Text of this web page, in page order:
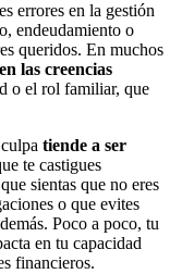
errores en la gestión
endeudamiento o
queridos. En muchos
las creencias
o el rol familiar, que
tiende a ser
te castigues
sientas que no eres
o que evites
Poco a poco, tu
en tu capacidad
financieros.